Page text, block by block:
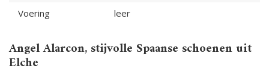
Voering
leer
Angel Alarcon, stijvolle Spaanse schoenen uit
Elche